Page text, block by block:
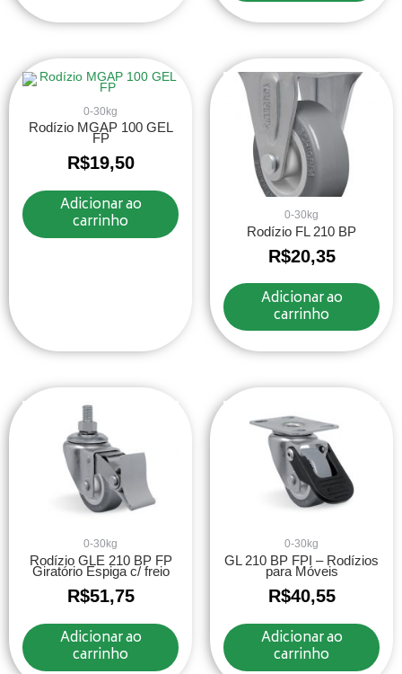
0-30kg
Rodízio MGAP 100 GEL
FP
R$19,50
Adicionar ao
carrinho 0-30kg
Rodízio FL 210 BP
R$20,35
Adicionar ao
carrinho
0-30kg
Rodízio GLE 210 BP FP
Giratório Espiga c/ freio
R$51,75
Adicionar ao
carrinho
0-30kg
GL 210 BP FPI – Rodízios
para Móveis
R$40,55
Adicionar ao
carrinho